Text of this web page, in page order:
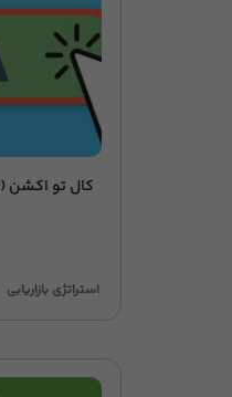
کال تو اکشن (CTA) چیست و چه کاربردی دارد؟
استراتژی بازاریابی